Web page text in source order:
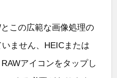
この広範な画像処理の
ません、HEICまたは
アイコンをタップし